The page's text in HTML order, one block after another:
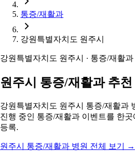
통증/재활과
강원특별자치도 원주시
강원특별자치도 원주시 · 통증/재활과
원주시 통증/재활과 추천
강원특별자치도 원주시 통증/재활과
진행 중인 통증/재활과 이벤트를 한
등록.
원주시 통증/재활과 병원 전체 보기
→